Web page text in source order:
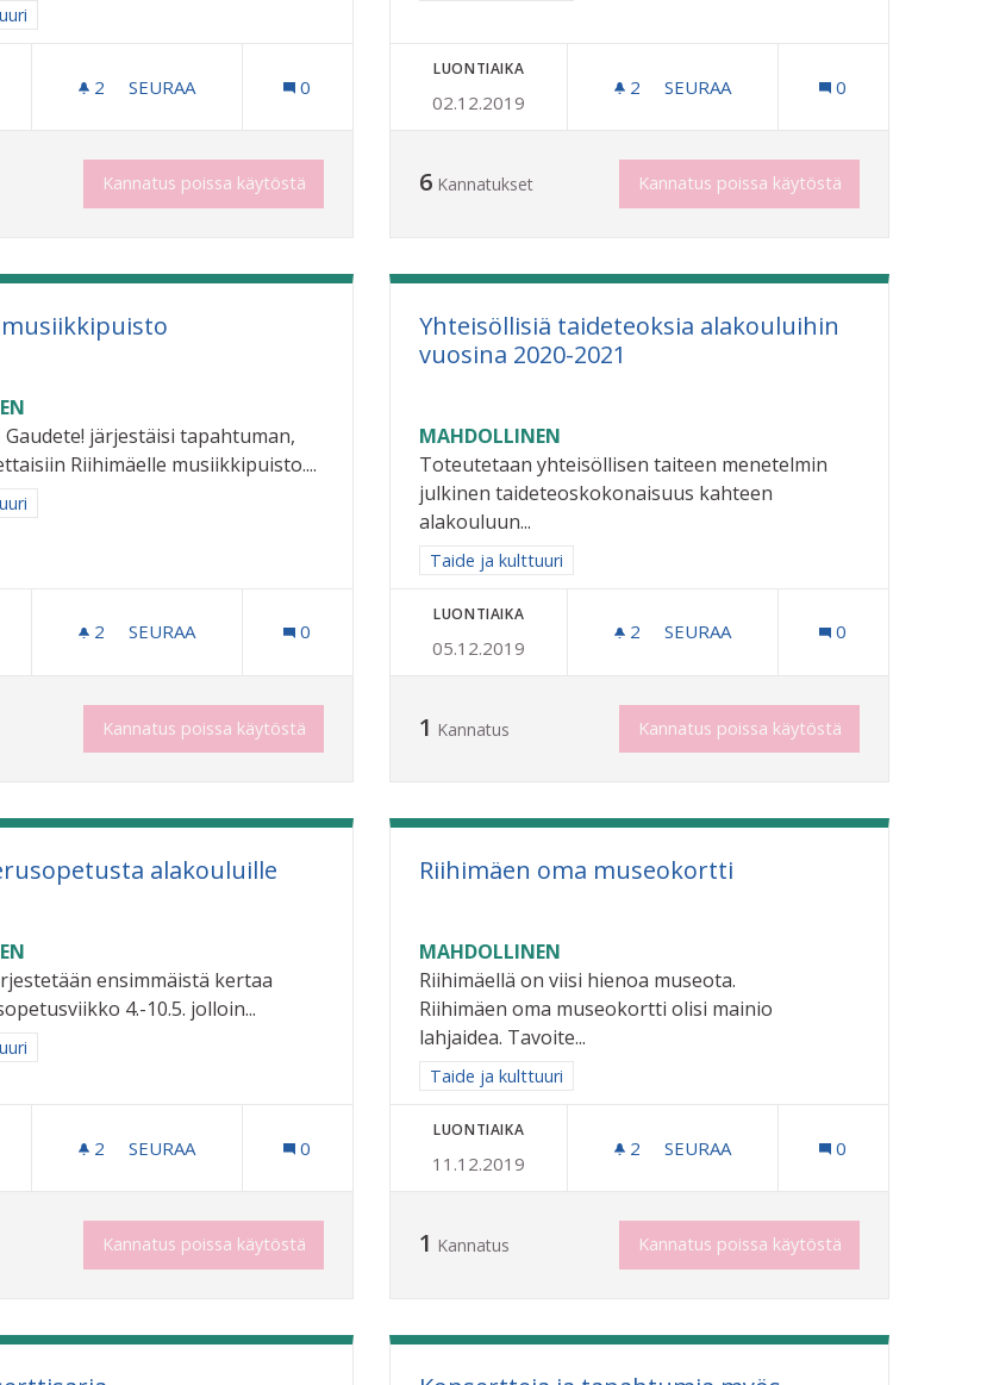
aihepiirin mukaan: Taide ja kulttuuri
2 2 SEURAAJAA
SEURAA 0
Kannatus poissa käytöstä
LUONTIAIKA
02.12.2019
2 2 SEURAAJAA
SEURAA 0
6 Kannatukset Kannatus poissa käytöstä
järjestäisi tapahtuman,
Riihimäelle musiikkipuisto....
aihepiirin mukaan: Taide ja kulttuuri
2 2 SEURAAJAA
SEURAA 0
Kannatus poissa käytöstä
Yhteisöllisiä taideteoksia alakouluihin
vuosina 2020-2021
MAHDOLLINEN
Toteutetaan yhteisöllisen taiteen menetelmin
julkinen taideteoskokonaisuus kahteen
alakouluun...
Rajaa tulokset aihepiirin mukaan: Taide ja kulttuuri
Taide ja kulttuuri
LUONTIAIKA
05.12.2019
2 2 SEURAAJAA
SEURAA 0
1 Kannatus Kannatus poissa käytöstä
alakouluille
ensimmäistä kertaa
4.-10.5. jolloin...
aihepiirin mukaan: Taide ja kulttuuri
2 2 SEURAAJAA
SEURAA
TAITEEN PERUSOPETUSTA ALAKOULUILLE
0
Kannatus poissa käytöstä
Riihimäen oma museokortti
MAHDOLLINEN
Riihimäellä on viisi hienoa museota.
Riihimäen oma museokortti olisi mainio
lahjaidea. Tavoite...
Rajaa tulokset aihepiirin mukaan: Taide ja kulttuuri
Taide ja kulttuuri
LUONTIAIKA
11.12.2019
2 2 SEURAAJAA
SEURAA 0
1 Kannatus Kannatus poissa käytöstä